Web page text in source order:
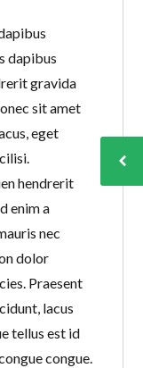
dapibus
gravida
sit amet
eget
hendrerit
enim a
nec
dolor
Praesent
lacus
tellus est id
congue.